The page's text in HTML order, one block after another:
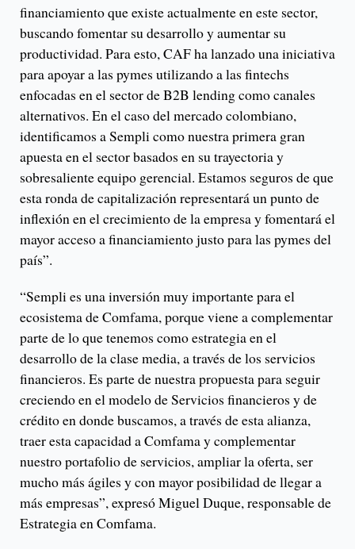
financiamiento que existe actualmente en este sector,
buscando fomentar su desarrollo y aumentar su
productividad. Para esto, CAF ha lanzado una iniciativa
para apoyar a las pymes utilizando a las fintechs
enfocadas en el sector de B2B lending como canales
alternativos. En el caso del mercado colombiano,
identificamos a Sempli como nuestra primera gran
apuesta en el sector basados en su trayectoria y
sobresaliente equipo gerencial. Estamos seguros de que
esta ronda de capitalización representará un punto de
inflexión en el crecimiento de la empresa y fomentará el
mayor acceso a financiamiento justo para las pymes del
país”.
“Sempli es una inversión muy importante para el
ecosistema de Comfama, porque viene a complementar
parte de lo que tenemos como estrategia en el
desarrollo de la clase media, a través de los servicios
financieros. Es parte de nuestra propuesta para seguir
creciendo en el modelo de Servicios financieros y de
crédito en donde buscamos, a través de esta alianza,
traer esta capacidad a Comfama y complementar
nuestro portafolio de servicios, ampliar la oferta, ser
mucho más ágiles y con mayor posibilidad de llegar a
más empresas”, expresó Miguel Duque, responsable de
Estrategia en Comfama.